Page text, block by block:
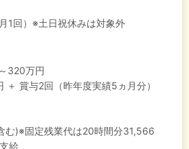
1回）※土日祝休みは対象外
320万円
＋ 賞与2回（昨年度実績5ヵ月分）
む)※固定残業代は20時間分31,566
給